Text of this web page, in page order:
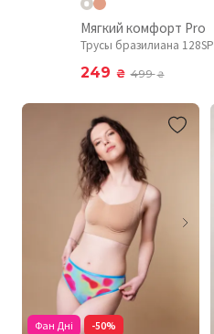
Мягкий комфорт Pro
Трусы бразилиана 128SP
249 ₴ 499₴
Фан Дні -50%